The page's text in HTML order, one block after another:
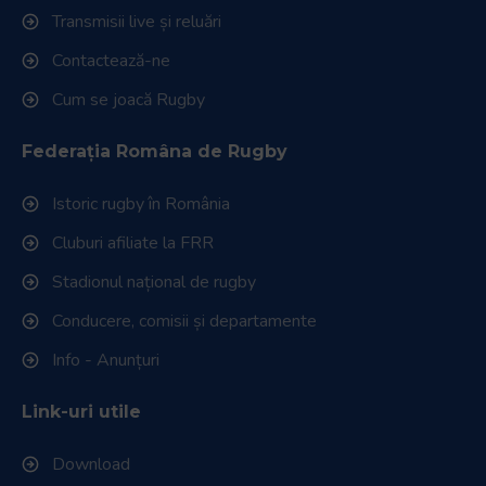
Transmisii live și reluări
Contactează-ne
Cum se joacă Rugby
Federația Româna de Rugby
Istoric rugby în România
Cluburi afiliate la FRR
Stadionul național de rugby
Conducere, comisii și departamente
Info - Anunțuri
Link-uri utile
Download